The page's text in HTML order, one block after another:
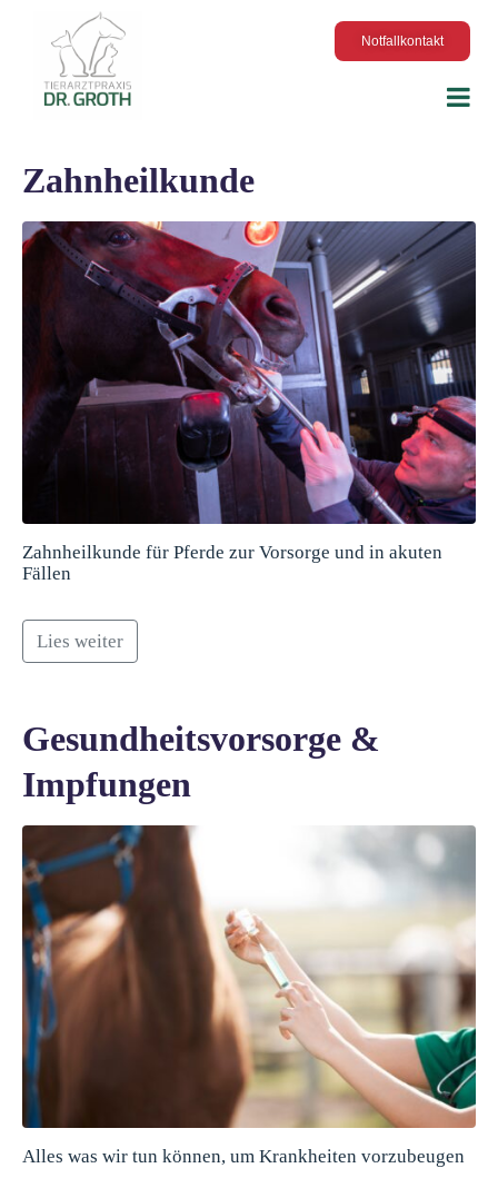
Notfallkontakt
Zahnheilkunde
Zahnheilkunde für Pferde zur Vorsorge und in akuten
Fällen
Lies weiter
Gesundheitsvorsorge &
Impfungen
Alles was wir tun können, um Krankheiten vorzubeugen